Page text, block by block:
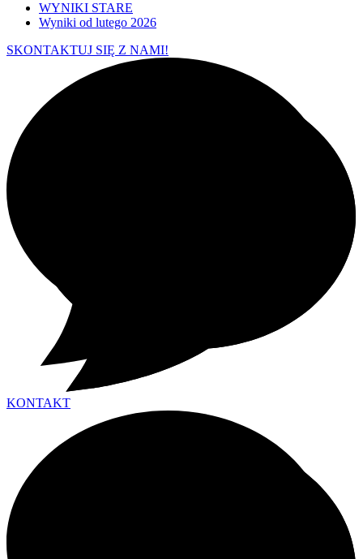
WYNIKI STARE
Wyniki od lutego 2026
SKONTAKTUJ SIĘ Z NAMI!
KONTAKT